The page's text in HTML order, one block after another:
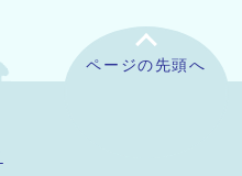
ページの先頭へ